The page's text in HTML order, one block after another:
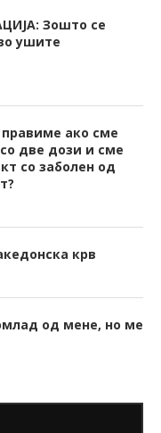
Зошто се
ушите
ако сме
две дози и сме
со заболен од
крв
од мене, но ме